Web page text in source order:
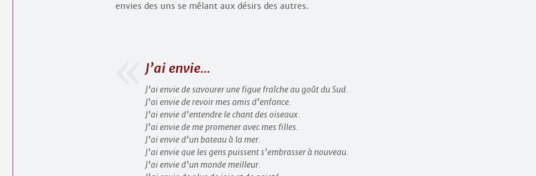
envies des uns se mêlant aux désirs des autres.
J’ai envie…
J’ai envie de savourer une figue fraîche au goût du Sud.
J’ai envie de revoir mes amis d’enfance.
J’ai envie d’entendre le chant des oiseaux.
J’ai envie de me promener avec mes filles.
J’ai envie d’un bateau à la mer.
J’ai envie que les gens puissent s’embrasser à nouveau.
J’ai envie d’un monde meilleur.